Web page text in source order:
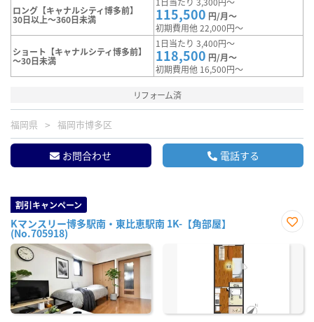
ロング【キャナルシティ博多前】
30日以上～360日未満 115,500 円/月～
初期費用他 22,000円～
ショート【キャナルシティ博多前】
～30日未満
1日当たり 3,400円～
118,500 円/月～
初期費用他 16,500円～
リフォーム済
福岡県 福岡市博多区
お問合わせ 電話する
割引キャンペーン
Kマンスリー博多駅南・東比恵駅南 1K-【角部屋】
(No.705918)
に入